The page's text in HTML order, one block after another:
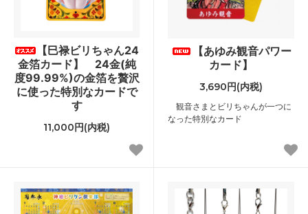
【巳禄ビリちゃん24
金箔カード】 24金(純
度99.99%)の金箔を贅沢
に使った特別なカードで
す
11,000円(内税)
【あゆみ観音パワー
カード】
3,690円(内税)
観音さまとビリちゃんが一つに
なった特別なカード